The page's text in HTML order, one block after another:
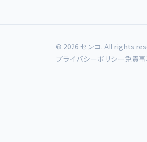
© 2026 センコ. All rights
プライバシーポリシー免責